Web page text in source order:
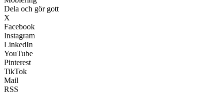
Dela och gör gott
X
Facebook
Instagram
LinkedIn
YouTube
Pinterest
TikTok
Mail
RSS